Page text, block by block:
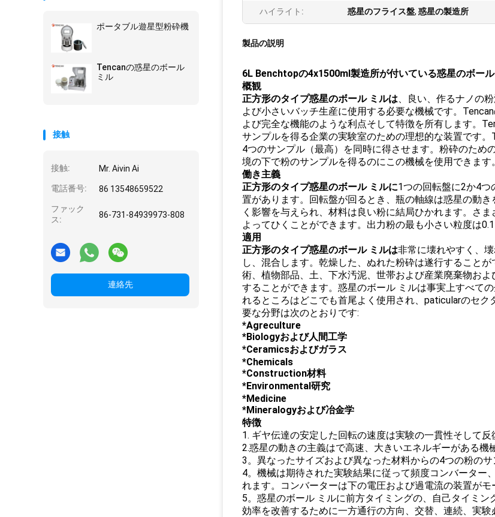
ポータブル遊星型粉砕機
Tencanの惑星のボール
ミル
接触
接触: Mr. Aivin Ai
電話番号: 86 13548659522
ファック
ス:
86-731-84939973-808
連絡先
ハイライト: 惑星のフライス盤, 惑星の製造所
製品の説明
6L Benchtopの4x1500ml製造所が付いている惑星のボー
概観
正方形のタイプ惑星のボール ミルは、良い、作るナノの
よび小さいバッチ生産に使用する必要な機械です。
よび完全な機能のような利点そして特徴を所有します。
サンプルを得る企業の実験室のための理想的な装置です
4つのサンプル（最高）を同時に得させます。粉砕のため
境の下で粉のサンプルを得るのにこの機械を使用できます。
働き主義
正方形のタイプ惑星のボール ミルに1つの回転盤に2か4つ
置があります。回転盤が回るとき、瓶の軸線は惑星の動
く影響を与えられ、材料は良い粉に結局ひかれます。さ
よってひくことができます。出力粉の最も小さい粒度は
適用
正方形のタイプ惑星のボール ミルは非常に壊れやすく、
し、混合します。乾燥した、ぬれた粉砕は遂行すること
術、植物部品、土、下水汚泥、世帯および産業廃棄物お
することができます。惑星のボール ミルは事実上すべて
れるところはどこでも首尾よく使用され、paticularのセ
要な分野は次のとおりです:
*Agreculture
*Biologyおよび人間工学
*Ceramicsおよびガラス
*Chemicals
*Construction材料
*Environmental研究
*Medicine
*Mineralogyおよび冶金学
特徴
1. ギヤ伝達の安定した回転の速度は実験の一貫性そして反
2.惑星の動きの主義はで高速、大きいエネルギーがある機
3。異なったサイズおよび異なった材料からの4つの粉の
4。機械は期待された実験結果に従って頻度コンバーター
れます。コンバーターは下の電圧および過電流の装置がモ
5。惑星のボール ミルに前方タイミングの、自己タイミ
効率を改善するために一方通行の方向、交替、連続、実